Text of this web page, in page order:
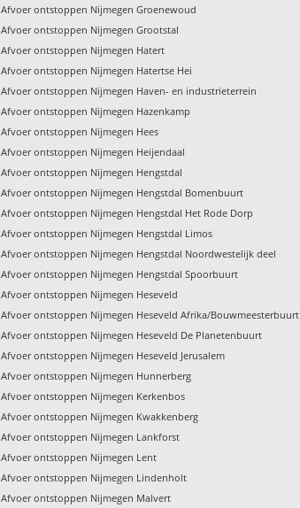
Afvoer ontstoppen Nijmegen Groenewoud
Afvoer ontstoppen Nijmegen Grootstal
Afvoer ontstoppen Nijmegen Hatert
Afvoer ontstoppen Nijmegen Hatertse Hei
Afvoer ontstoppen Nijmegen Haven- en industrieterrein
Afvoer ontstoppen Nijmegen Hazenkamp
Afvoer ontstoppen Nijmegen Hees
Afvoer ontstoppen Nijmegen Heijendaal
Afvoer ontstoppen Nijmegen Hengstdal
Afvoer ontstoppen Nijmegen Hengstdal Bomenbuurt
Afvoer ontstoppen Nijmegen Hengstdal Het Rode Dorp
Afvoer ontstoppen Nijmegen Hengstdal Limos
Afvoer ontstoppen Nijmegen Hengstdal Noordwestelijk deel
Afvoer ontstoppen Nijmegen Hengstdal Spoorbuurt
Afvoer ontstoppen Nijmegen Heseveld
Afvoer ontstoppen Nijmegen Heseveld Afrika/Bouwmeesterbuurt
Afvoer ontstoppen Nijmegen Heseveld De Planetenbuurt
Afvoer ontstoppen Nijmegen Heseveld Jerusalem
Afvoer ontstoppen Nijmegen Hunnerberg
Afvoer ontstoppen Nijmegen Kerkenbos
Afvoer ontstoppen Nijmegen Kwakkenberg
Afvoer ontstoppen Nijmegen Lankforst
Afvoer ontstoppen Nijmegen Lent
Afvoer ontstoppen Nijmegen Lindenholt
Afvoer ontstoppen Nijmegen Malvert